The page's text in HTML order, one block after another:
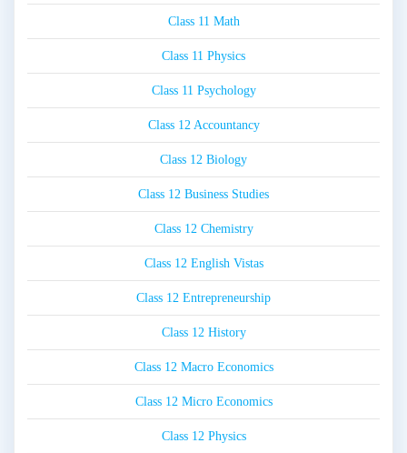
Class 11 Math
Class 11 Physics
Class 11 Psychology
Class 12 Accountancy
Class 12 Biology
Class 12 Business Studies
Class 12 Chemistry
Class 12 English Vistas
Class 12 Entrepreneurship
Class 12 History
Class 12 Macro Economics
Class 12 Micro Economics
Class 12 Physics